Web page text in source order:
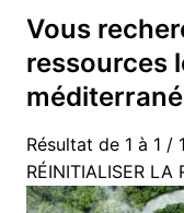
Vous
ressources
Résultat de 1 à 1 / 1
RÉINITIALISER LA